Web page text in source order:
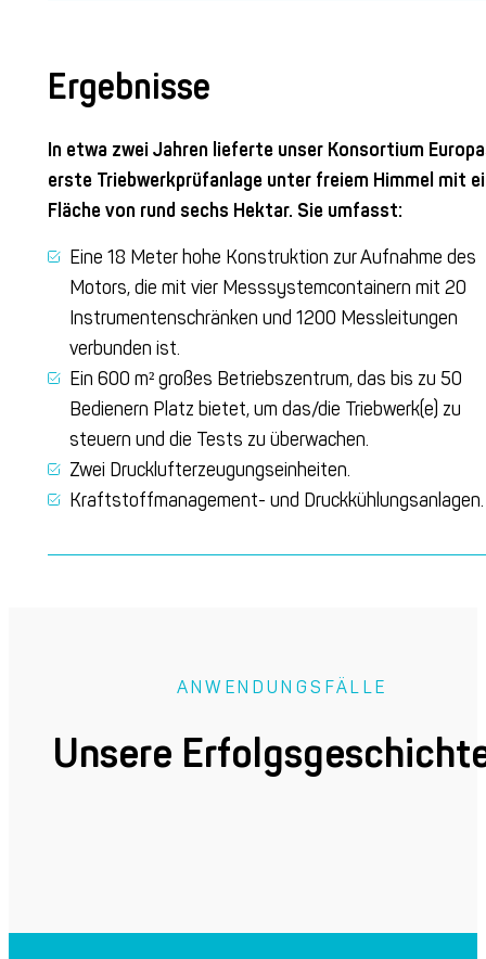
Ergebnisse
In etwa zwei Jahren lieferte unser Konsortium
erste Triebwerkprüfanlage unter freiem Himmel mit
Fläche von rund sechs Hektar. Sie umfasst:
Eine 18 Meter hohe Konstruktion zur Aufnahme des
Motors, die mit vier Messsystemcontainern mit 20
Instrumentenschränken und 1200 Messleitungen
verbunden ist.
Ein 600 m² großes Betriebszentrum, das bis zu 50
Bedienern Platz bietet, um das/die Triebwerk(e) zu
steuern und die Tests zu überwachen.
Zwei Drucklufterzeugungseinheiten.
Kraftstoffmanagement- und Druckkühlungsanlagen.
ANWENDUNGSFÄLLE
Unsere